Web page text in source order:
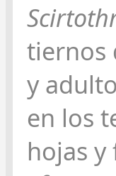
tiernos
y
en los
hojas